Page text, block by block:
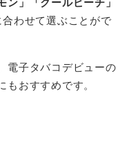
わせて選ぶことがで
電子タバコデビューの
おすすめです。